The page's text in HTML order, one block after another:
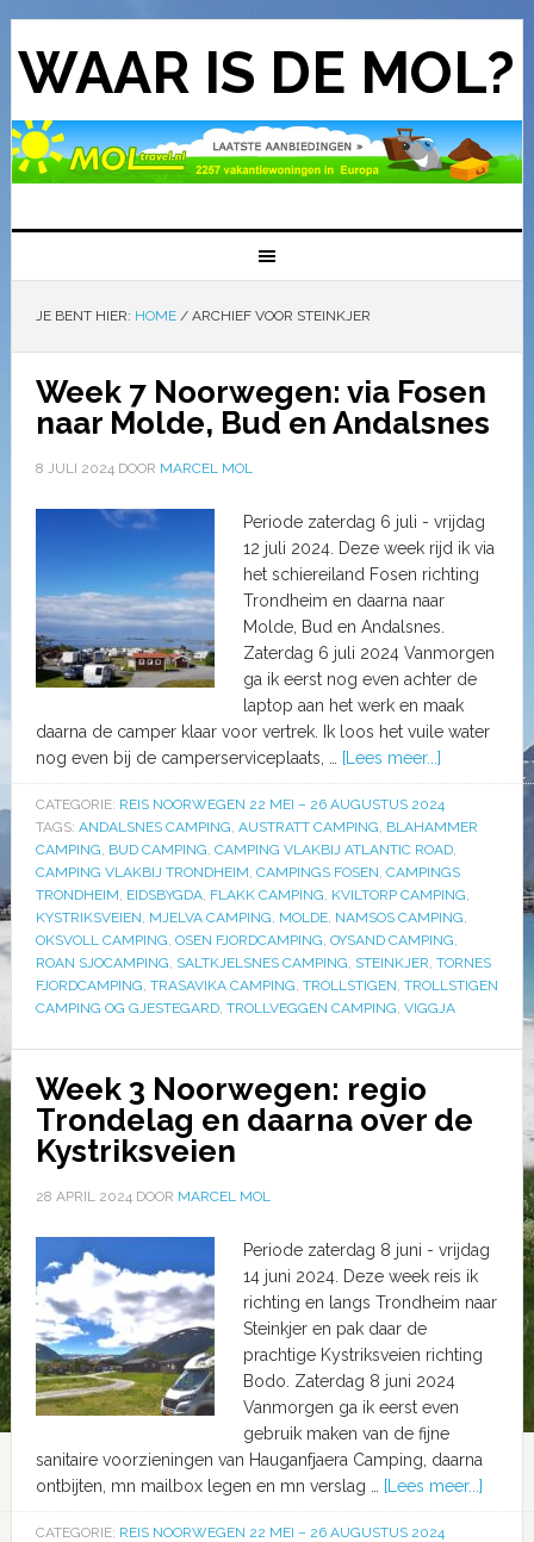
WAAR IS DE MOL?
JE BENT HIER: HOME /ARCHIEF VOOR STEINKJER
Week 7 Noorwegen: via Fosen
naar Molde, Bud en Andalsnes
8 JULI 2024DOOR MARCEL MOL
Periode zaterdag 6 juli - vrijdag
12 juli 2024. Deze week rijd ik via
het schiereiland Fosen richting
Trondheim en daarna naar
Molde, Bud en Andalsnes.
Zaterdag 6 juli 2024 Vanmorgen
ga ik eerst nog even achter de
laptop aan het werk en maak
daarna de camper klaar voor vertrek. Ik loos het vuile water
nog even bij de camperserviceplaats, …
[Lees meer...]
CATEGORIE: REIS NOORWEGEN 22 MEI – 26 AUGUSTUS 2024
TAGS: ANDALSNES CAMPING, AUSTRATT CAMPING, BLAHAMMER
CAMPING, BUD CAMPING, CAMPING VLAKBIJ ATLANTIC ROAD,
CAMPING VLAKBIJ TRONDHEIM, CAMPINGS FOSEN, CAMPINGS
TRONDHEIM, EIDSBYGDA, FLAKK CAMPING, KVILTORP CAMPING,
KYSTRIKSVEIEN, MJELVA CAMPING, MOLDE, NAMSOS CAMPING,
OKSVOLL CAMPING, OSEN FJORDCAMPING, OYSAND CAMPING,
ROAN SJOCAMPING, SALTKJELSNES CAMPING, STEINKJER, TORNES
FJORDCAMPING, TRASAVIKA CAMPING, TROLLSTIGEN, TROLLSTIGEN
CAMPING OG GJESTEGARD, TROLLVEGGEN CAMPING, VIGGJA
Week 3 Noorwegen: regio
Trondelag en daarna over de
Kystriksveien
28 APRIL 2024DOOR MARCEL MOL
Periode zaterdag 8 juni - vrijdag
14 juni 2024. Deze week reis ik
richting en langs Trondheim naar
Steinkjer en pak daar de
prachtige Kystriksveien richting
Bodo. Zaterdag 8 juni 2024
Vanmorgen ga ik eerst even
gebruik maken van de fijne
sanitaire voorzieningen van Hauganfjaera Camping, daarna
ontbijten, mn mailbox legen en mn verslag …
[Lees meer...]
CATEGORIE: REIS NOORWEGEN 22 MEI – 26 AUGUSTUS 2024